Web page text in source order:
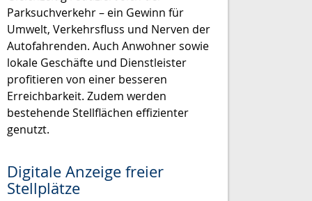
Parksuchverkehr – ein Gewinn für
Umwelt, Verkehrsfluss und Nerven der
Autofahrenden. Auch Anwohner sowie
lokale Geschäfte und Dienstleister
profitieren von einer besseren
Erreichbarkeit. Zudem werden
bestehende Stellflächen effizienter
genutzt.
Digitale Anzeige freier
Stellplätze